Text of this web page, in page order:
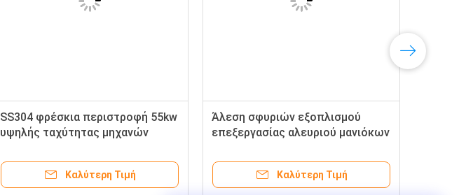
SS304 φρέσκια περιστροφή 55kw
υψηλής ταχύτητας μηχανών
Καλύτερη Τιμή
Άλεση σφυριών εξοπλισμού
επεξεργασίας αλευριού μανιόκων
Καλύτερη Τιμή